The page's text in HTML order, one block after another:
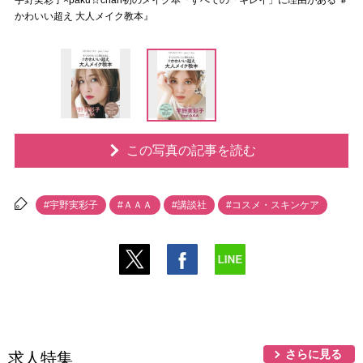
かわいい超え 大人メイク教本』
この写真の記事を読む
#宇野実彩子 #ＡＡＡ #講談社 #コスメ・スキンケア
求人特集 さらに見る